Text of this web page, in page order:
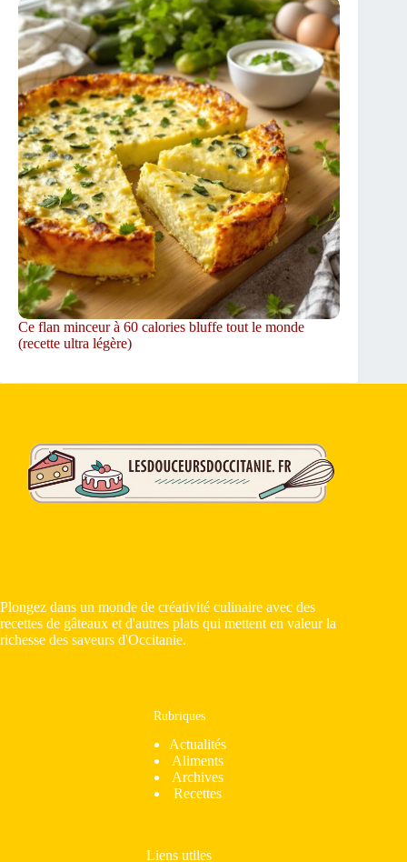
Ce flan minceur à 60 calories bluffe tout le monde
(recette ultra légère)
Plongez dans un monde de créativité culinaire avec des
recettes de gâteaux et d'autres plats qui mettent en valeur la
richesse des saveurs d'Occitanie.
Rubriques
Actualités
Aliments
Archives
Recettes
Liens utiles